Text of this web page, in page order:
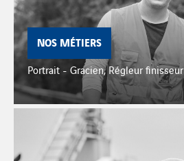
NOS MÉTIERS
Portrait - Gracien, Régleur finisseur